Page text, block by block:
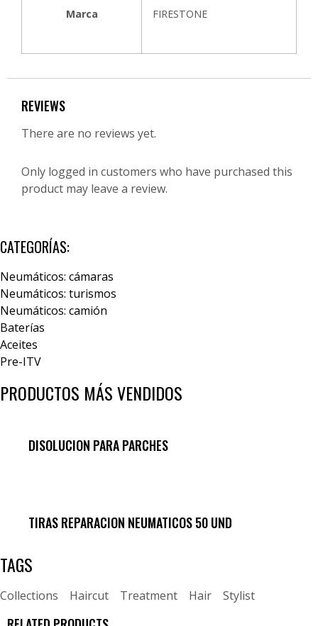
Marca FIRESTONE
REVIEWS
There are no reviews yet.
Only logged in customers who have purchased this
product may leave a review.
CATEGORÍAS:
Neumáticos: cámaras
Neumáticos: turismos
Neumáticos: camión
Baterías
Aceites
Pre-ITV
PRODUCTOS MÁS VENDIDOS
DISOLUCION PARA PARCHES
TIRAS REPARACION NEUMATICOS 50 UND
TAGS
Collections Haircut Treatment Hair Stylist